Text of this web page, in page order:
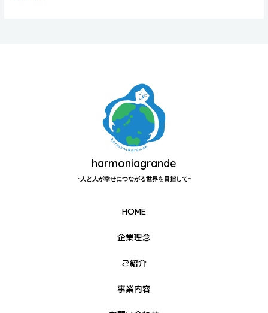
harmoniagrande
~人と人が幸せにつながる世界を目指して~
HOME
企業理念
ご紹介
事業内容